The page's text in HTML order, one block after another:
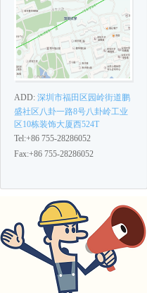
ADD: 深圳市福田区园岭街道鹏
盛社区八卦一路8号八卦岭工业
区10栋装饰大厦西524T
Tel:+86 755-28286052
Fax:+86 755-28286052